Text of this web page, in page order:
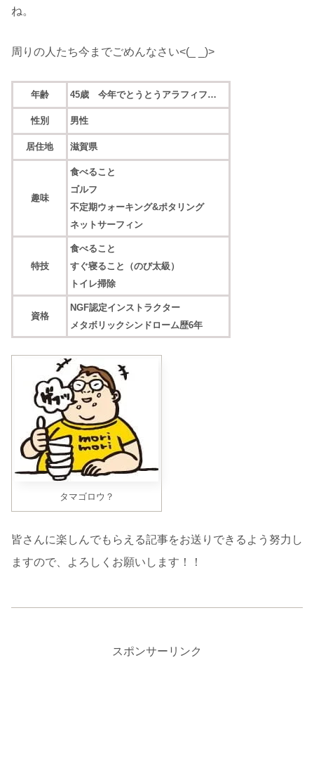
ね。
周りの人たち今までごめんなさい<(_ _)>
年齢 45歳 今年でとうとうアラフィフ…
性別 男性
居住地 滋賀県
趣味
食べること
ゴルフ
不定期ウォーキング&ポタリング
ネットサーフィン
特技
食べること
すぐ寝ること（のび太級）
トイレ掃除
資格
NGF認定インストラクター
メタボリックシンドローム歴6年
タマゴロウ？
皆さんに楽しんでもらえる記事をお送りできるよう努力し
ますので、よろしくお願いします！！
スポンサーリンク